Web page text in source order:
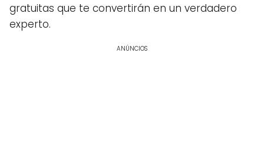
gratuitas que te convertirán en un verdadero
experto.
ANÚNCIOS